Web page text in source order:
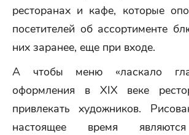
ресторанах и кафе, которые
посетителей об ассортименте
них заранее, еще при входе.
А чтобы меню «ласкало
оформления в XIX веке
привлекать художников.
настоящее время